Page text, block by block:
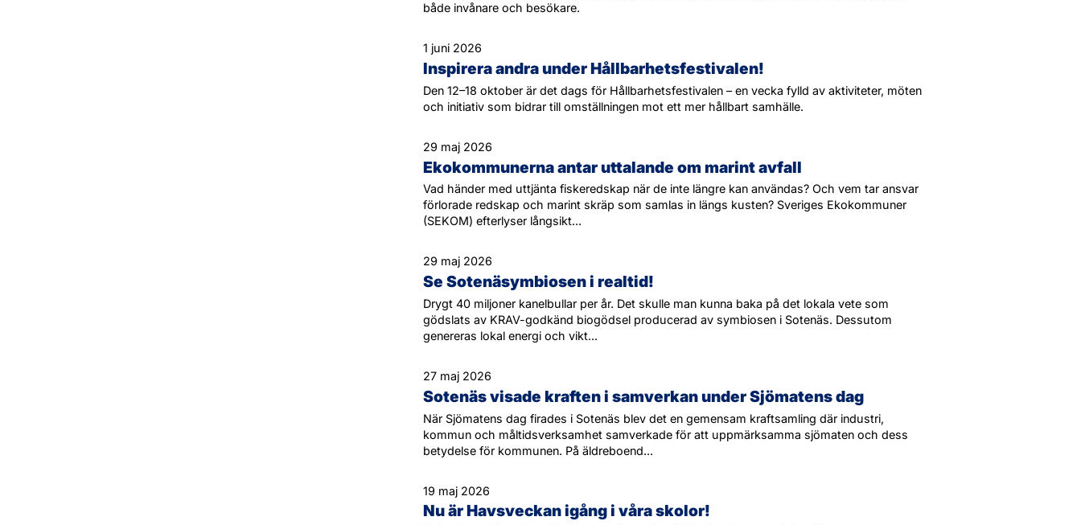
både invånare och besökare.
1 juni 2026
Inspirera andra under Hållbarhetsfestivalen!
Den 12–18 oktober är det dags för Hållbarhetsfestivalen – en vecka fylld av aktiviteter, möten
och initiativ som bidrar till omställningen mot ett mer hållbart samhälle.
29 maj 2026
Ekokommunerna antar uttalande om marint avfall
Vad händer med uttjänta fiskeredskap när de inte längre kan användas? Och vem tar ansvar
förlorade redskap och marint skräp som samlas in längs kusten? Sveriges Ekokommuner
(SEKOM) efterlyser långsikt...
29 maj 2026
Se Sotenäsymbiosen i realtid!
Drygt 40 miljoner kanelbullar per år. Det skulle man kunna baka på det lokala vete som
gödslats av KRAV-godkänd biogödsel producerad av symbiosen i Sotenäs. Dessutom
genereras lokal energi och vikt...
27 maj 2026
Sotenäs visade kraften i samverkan under Sjömatens dag
När Sjömatens dag firades i Sotenäs blev det en gemensam kraftsamling där industri,
kommun och måltidsverksamhet samverkade för att uppmärksamma sjömaten och dess
betydelse för kommunen. På äldreboend...
19 maj 2026
Nu är Havsveckan igång i våra skolor!